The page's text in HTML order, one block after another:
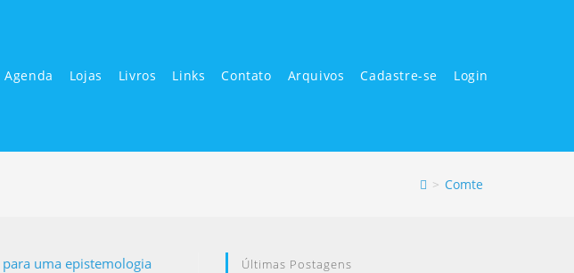
Agenda Lojas Livros Links Contato Arquivos Cadastre-se Login
> Comte
Últimas Postagens